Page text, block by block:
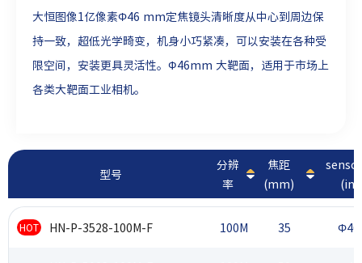
大恒图像1亿像素Φ46 mm定焦镜头清晰度从中心到周边保
持一致，超低光学畸变，机身小巧紧凑，可以安装在各种受
限空间，安装更具灵活性。Ф46mm 大靶面，适用于市场上
各类大靶面工业相机。
型号
分辨
率
焦距
(mm)
HOT HN-P-3528-100M-F 100M 35